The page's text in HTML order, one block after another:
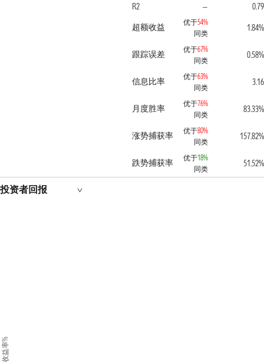
R2
—
0.79
超额收益
优于54%
同类
1.84%
跟踪误差 优于67%
同类
0.58%
信息比率 优于63%
同类
3.16
月度胜率 优于76%
同类
83.33%
涨势捕获率 优于80%
同类
157.82%
跌势捕获率 优于18%
同类
51.52%
投资者回报
收益率%